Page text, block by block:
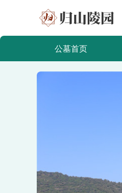
公墓首页